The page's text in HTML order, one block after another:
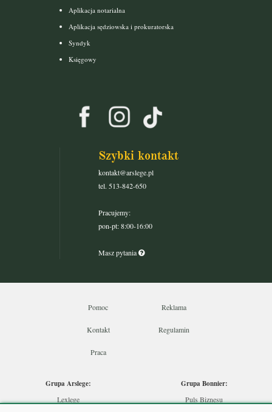
Aplikacja notarialna
Aplikacja sędziowska i prokuratorska
Syndyk
Księgowy
Szybki kontakt
kontakt@arslege.pl
tel. 513-842-650
Pracujemy:
pon-pt: 8:00-16:00
Masz pytania
Pomoc Reklama
Kontakt Regulamin
Praca
Grupa Arslege:
Lexlege
Grupa Bonnier:
Puls Biznesu